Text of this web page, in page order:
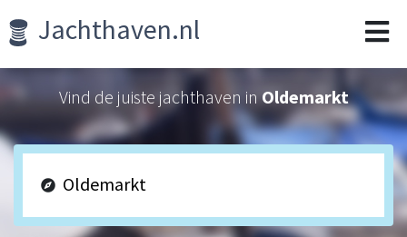
Jachthaven.nl
Vind de juiste jachthaven inOldemarkt